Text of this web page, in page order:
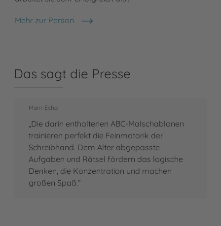
Mehr zur Person
Annet Rudolph
Das sagt die Presse
Main-Echo
„Die darin enthaltenen ABC-Malschablonen
trainieren perfekt die Feinmotorik der
Schreibhand. Dem Alter abgepasste
Aufgaben und Rätsel fördern das logische
Denken, die Konzentration und machen
großen Spaß.“